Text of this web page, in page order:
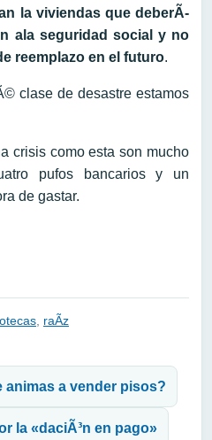
la viviendas que deberÃ­
ala seguridad social y no
reemplazo en el futuro.
clase de desastre estamos
crisis como esta son mucho
pufos bancarios y un
de gastar.
, raÃ­z
a vender pisos?
la «daciÃ³n en pago»